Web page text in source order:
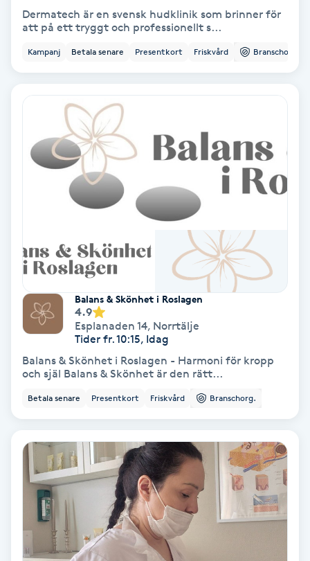
Senioryoga
Shiatsu
Sjukgymnastik
Skalpmassage
Sklerosering
Skägg
Skäggfärgning
Skäggklippning
Skönhet
Slingor
Sockring
Dermatech är en svensk hudklinik som brinner för
att på ett tryggt och professionellt s...
Kampanj Betala senare Presentkort Friskvård Branschorg.
Balans & Skönhet i Roslagen
4.9
Esplanaden 14, Norrtälje
Tider fr. 10:15, Idag
Balans & Skönhet i Roslagen - Harmoni för kropp
och själ Balans & Skönhet är den rätt...
Betala senare Presentkort Friskvård Branschorg.